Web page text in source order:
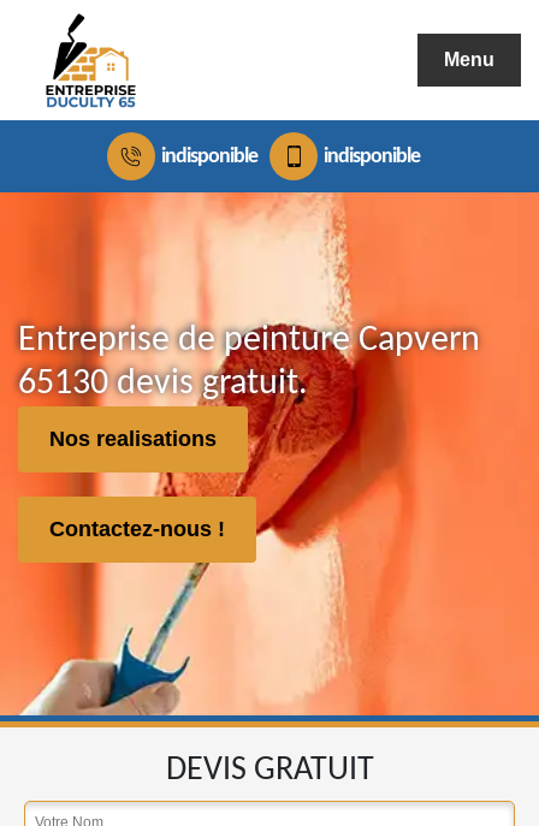
Menu
indisponible indisponible
Entreprise de peinture Capvern
65130 devis gratuit.
Nos realisations
Contactez-nous !
DEVIS GRATUIT